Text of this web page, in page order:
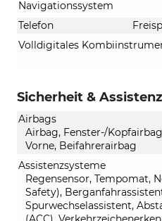
Navigationssystem
Telefon
Volldigitales
Sicherheit & Assistenz
Airbags
Airbag, Fenster-/
Vorne, Beifahrerairbag
Assistenzsysteme
Regensensor, Tempomat,
Safety),
Spurwechselassistent,